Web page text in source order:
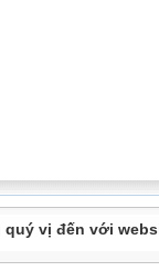
quý vị đến với